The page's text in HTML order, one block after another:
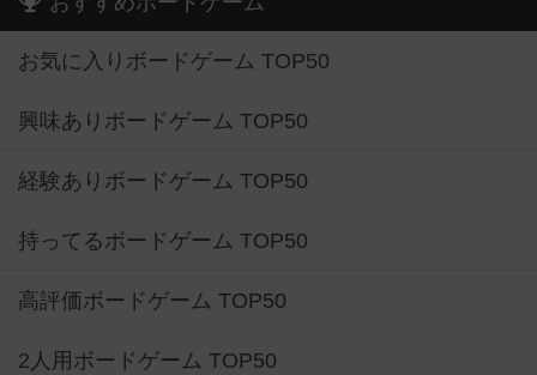
お気に入りボードゲーム TOP50
興味ありボードゲーム TOP50
経験ありボードゲーム TOP50
持ってるボードゲーム TOP50
高評価ボードゲーム TOP50
2人用ボードゲーム TOP50